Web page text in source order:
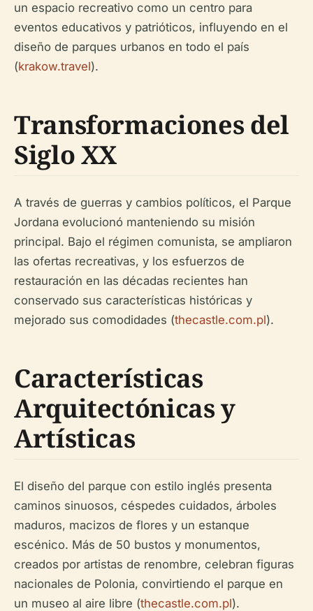
un espacio recreativo como un centro para
eventos educativos y patrióticos, influyendo en el
diseño de parques urbanos en todo el país
(krakow.travel).
Transformaciones del
Siglo XX
A través de guerras y cambios políticos, el Parque
Jordana evolucionó manteniendo su misión
principal. Bajo el régimen comunista, se ampliaron
las ofertas recreativas, y los esfuerzos de
restauración en las décadas recientes han
conservado sus características históricas y
mejorado sus comodidades (thecastle.com.pl).
Características
Arquitectónicas y
Artísticas
El diseño del parque con estilo inglés presenta
caminos sinuosos, céspedes cuidados, árboles
maduros, macizos de flores y un estanque
escénico. Más de 50 bustos y monumentos,
creados por artistas de renombre, celebran figuras
nacionales de Polonia, convirtiendo el parque en
un museo al aire libre (thecastle.com.pl).